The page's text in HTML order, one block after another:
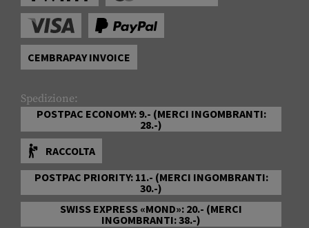
CEMBRAPAY INVOICE
Spedizione:
POSTPAC ECONOMY: 9.- (MERCI INGOMBRANTI:
28.-)
RACCOLTA
POSTPAC PRIORITY: 11.- (MERCI INGOMBRANTI:
30.-)
SWISS EXPRESS «MOND»: 20.- (MERCI
INGOMBRANTI: 38.-)